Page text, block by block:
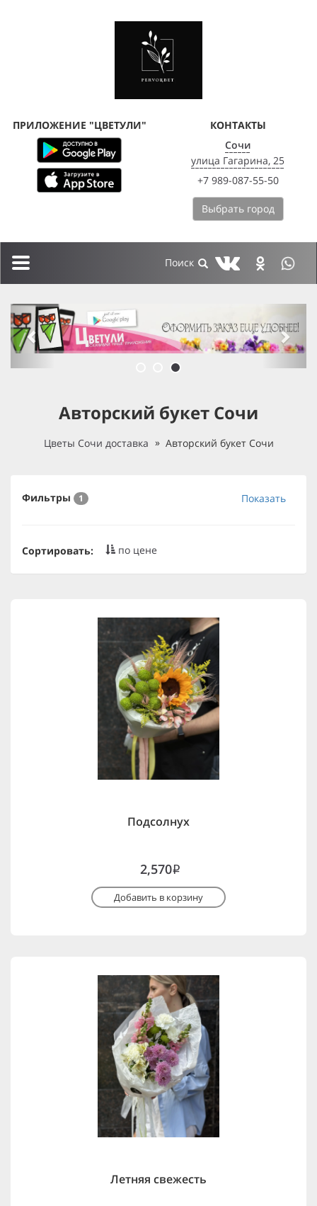
ПРИЛОЖЕНИЕ "ЦВЕТУЛИ"
КОНТАКТЫ
Сочи
улица Гагарина, 25
+7 989-087-55-50
Выбрать город
Toggle
previous
Авторский букет Сочи
Цветы Сочи доставка Авторский букет Сочи
Фильтры 1 Показать
Сортировать: по цене
Подсолнух
2,570i
Добавить в корзину
Летняя свежесть